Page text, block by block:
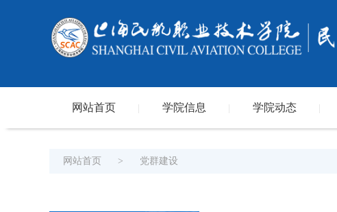
网站首页 学院信息 学院动态
网站首页 > 党群建设